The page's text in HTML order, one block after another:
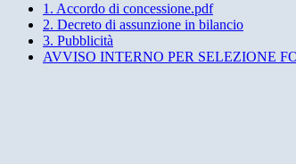
1. Accordo di concessione.pdf
2. Decreto di assunzione in bilancio
3. Pubblicità
AVVISO INTERNO PER SELEZIONE